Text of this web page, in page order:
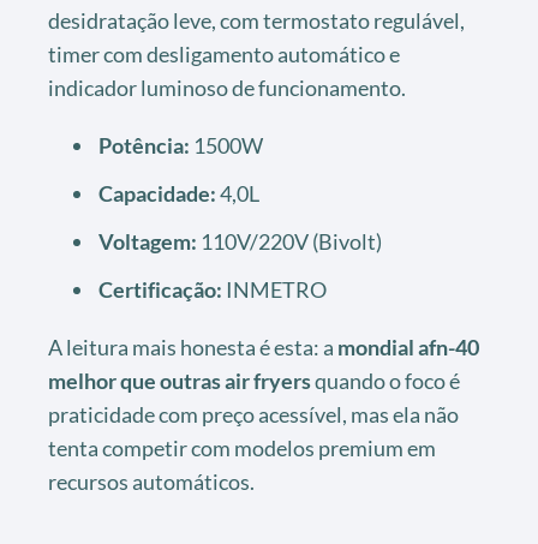
desidratação leve, com termostato regulável,
timer com desligamento automático e
indicador luminoso de funcionamento.
Potência: 1500W
Capacidade:4,0L
Voltagem: 110V/220V (Bivolt)
Certificação: INMETRO
A leitura mais honesta é esta: a mondial afn-40
melhor que outras air fryersquando o foco é
praticidade com preço acessível, mas ela não
tenta competir com modelos premium em
recursos automáticos.